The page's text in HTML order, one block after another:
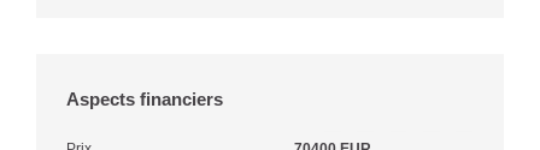
Aspects financiers